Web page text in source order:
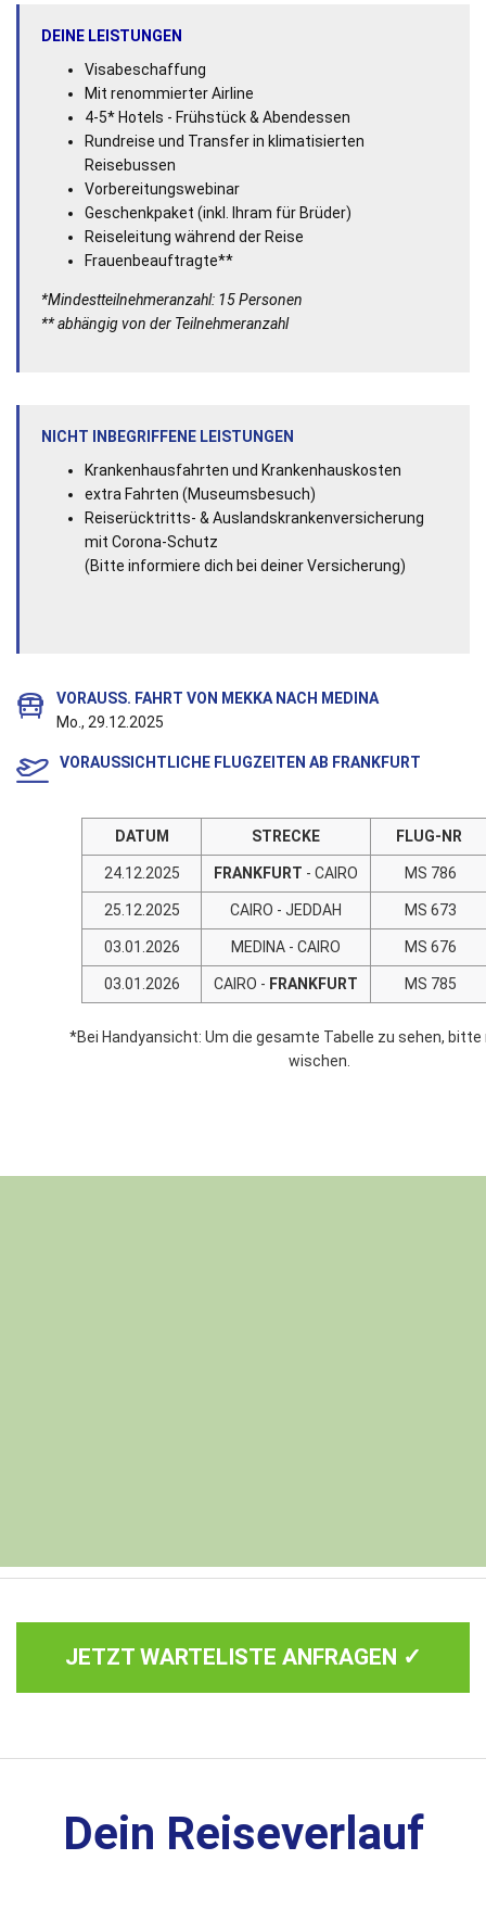
DEINE LEISTUNGEN
Visabeschaffung
Mit renommierter Airline
4-5* Hotels - Frühstück & Abendessen
Rundreise und Transfer in klimatisierten
Reisebussen
Vorbereitungswebinar
Geschenkpaket (inkl. Ihram für Brüder)
Reiseleitung während der Reise
Frauenbeauftragte**
*Mindestteilnehmeranzahl: 15 Personen
** abhängig von der Teilnehmeranzahl
NICHT INBEGRIFFENE LEISTUNGEN
Krankenhausfahrten und Krankenhauskosten
extra Fahrten (Museumsbesuch)
Reiserücktritts- & Auslandskrankenversicherung
mit Corona-Schutz
(Bitte informiere dich bei deiner Versicherung)
VORAUSS. FAHRT VON MEKKA NACH MEDINA
Mo., 29.12.2025
VORAUSSICHTLICHE FLUGZEITEN AB FRANKFURT
DATUM STRECKE FLUG-NR
24.12.2025 FRANKFURT - CAIRO MS 786
25.12.2025 CAIRO - JEDDAH MS 673
03.01.2026 MEDINA - CAIRO MS 676
03.01.2026 CAIRO - FRANKFURT MS 785
*Bei Handyansicht: Um die gesamte Tabelle zu sehen,
wischen.
JETZT WARTELISTE ANFRAGEN ✓
Dein Reiseverlauf